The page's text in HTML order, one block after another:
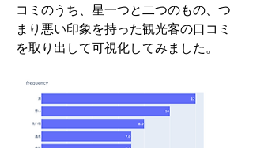
コミのうち、星一つと二つのもの、つ
まり悪い印象を持った観光客の口コミ
を取り出して可視化してみました。